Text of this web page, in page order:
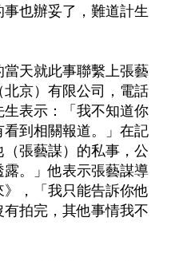
也辦妥了，難道計生
天就此事聯繫上張藝
京）有限公司，電話
表示：「我不知道你
到相關報道。」在記
（張藝謀）的私事，公
。」他表示張藝謀導
，「我只能告訴你他
拍完，其他事情我不